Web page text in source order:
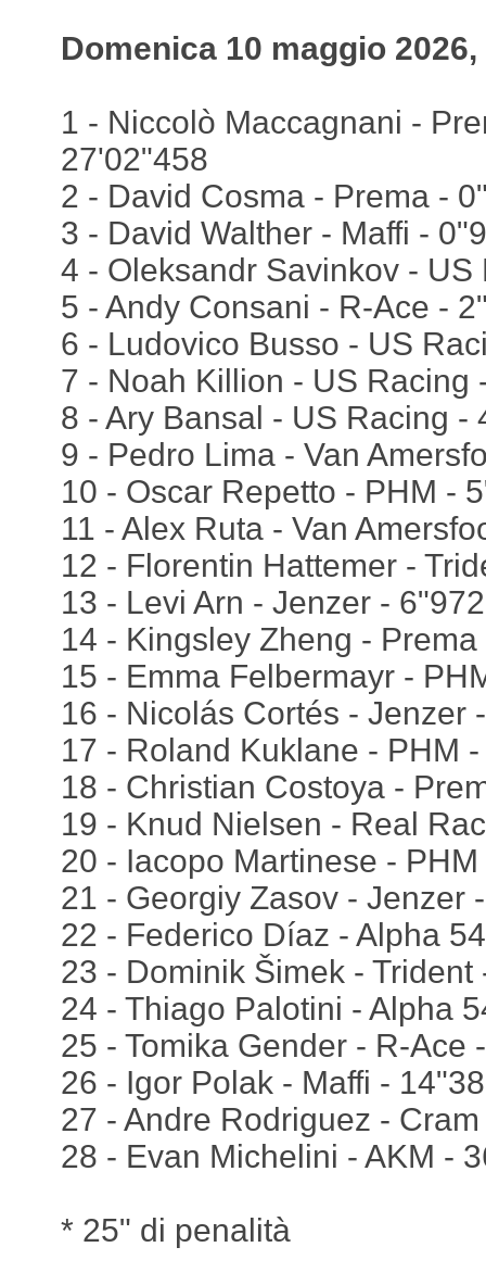
Domenica 10 maggio
1 - Niccolò Maccagnani -
27'02"458
2 - David Cosma - Prema -
3 - David Walther - Maffi -
4 - Oleksandr Savinkov - US
5 - Andy Consani - R-Ace -
6 - Ludovico Busso - US
7 - Noah Killion - US Racing
8 - Ary Bansal - US Racing -
9 - Pedro Lima - Van
10 - Oscar Repetto - PHM -
11 - Alex Ruta - Van
12 - Florentin Hattemer -
13 - Levi Arn - Jenzer - 6"972
14 - Kingsley Zheng -
15 - Emma Felbermayr -
16 - Nicolás Cortés - Jenzer
17 - Roland Kuklane - PHM
18 - Christian Costoya -
19 - Knud Nielsen - Real
20 - Iacopo Martinese -
21 - Georgiy Zasov - Jenzer
22 - Federico Díaz - Alpha
23 - Dominik Šimek - Trident
24 - Thiago Palotini - Alpha
25 - Tomika Gender - R-Ace
26 - Igor Polak - Maffi -
27 - Andre Rodriguez -
28 - Evan Michelini - AKM -
* 25" di penalità